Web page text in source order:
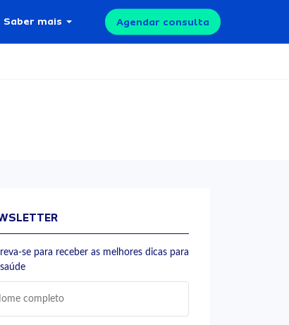
Saber mais Agendar consulta
se para receber as melhores dicas para